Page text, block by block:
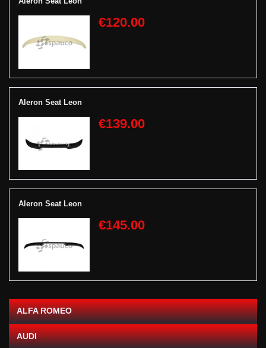
€120.00
Aleron Seat Leon
€139.00
Aleron Seat Leon
€145.00
ALFA ROMEO
AUDI